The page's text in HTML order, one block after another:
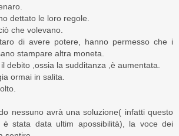
dettato le loro regole.
che volevano.
di avere potere, hanno permesso che i
stampare altra moneta.
debito ,ossia la sudditanza ,è aumentata.
ormai in salita.
nessuno avrà una soluzione( infatti questo
è stata data ultim apossibilità), la voce dei